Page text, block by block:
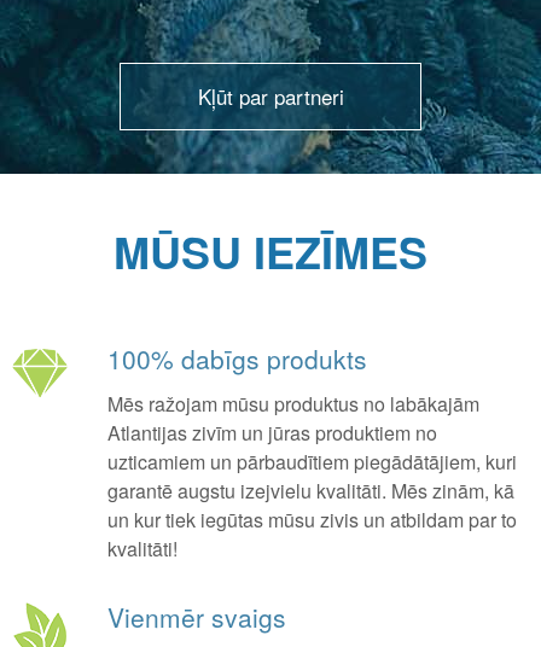
Kļūt par partneri
MŪSU IEZĪMES
100% dabīgs produkts
Mēs ražojam mūsu produktus no labākajām
Atlantijas zivīm un jūras produktiem no
uzticamiem un pārbaudītiem piegādātājiem, kuri
garantē augstu izejvielu kvalitāti. Mēs zinām, kā
un kur tiek iegūtas mūsu zivis un atbildam par to
kvalitāti!
Vienmēr svaigs